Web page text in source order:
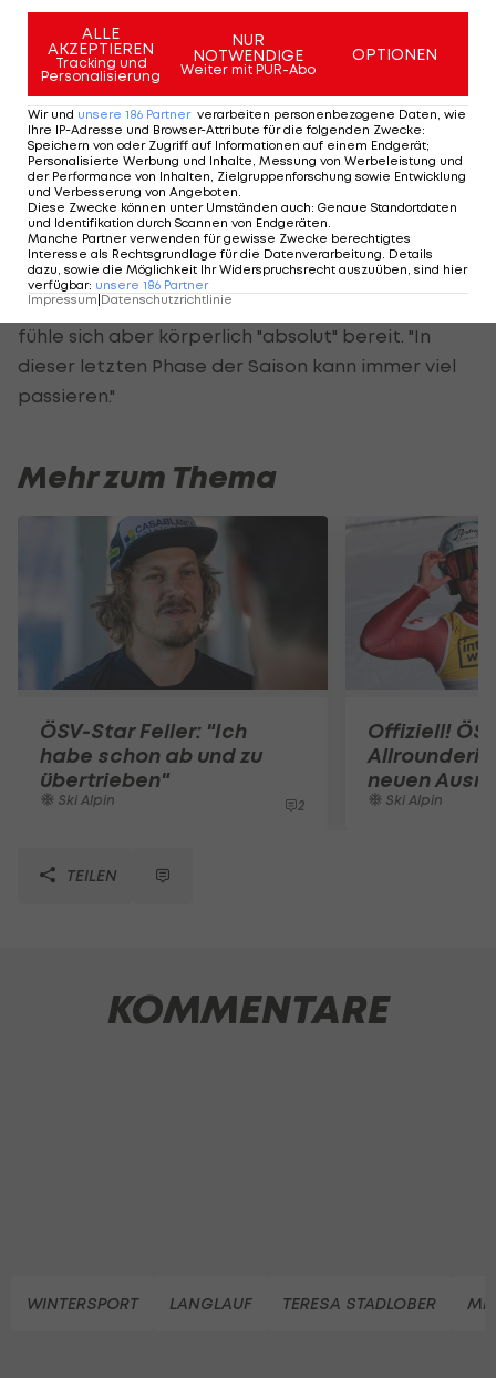
einer Verkühlung zu kämpfen, diese sei nun
überstanden.
"Ich merke, dass ich mich von Tag zu Tag besser
fühle."
Auch Vermeulen blickt zuversichtlich auf das
nächste Distanzrennen. "Es wird sicher ein tolles
Ski-Fest und ich hoffe, dass sehr viele Zuschauer
vor Ort sein werden", sagte der Steirer.
Er spüre noch die Belastungen der letzten Tage,
fühle sich aber körperlich "absolut" bereit. "In
dieser letzten Phase der Saison kann immer viel
passieren."
Mehr zum Thema
ÖSV-Star Feller: "Ich
habe schon ab und zu
übertrieben"
Ski Alpin 2
Offiziell!
neuen
Ski Alpin
TEILEN
KOMMENTARE
WINTERSPORT LANGLAUF TERESA STADLOBER
ALLE
AKZEPTIEREN
Tracking und
Personalisierung
NUR
NOTWENDIGE
Weiter mit PUR-Abo
OPTIONEN
Wir und unsere 186 Partner verarbeiten personenbezogene Daten, wie
Ihre IP-Adresse und Browser-Attribute für die folgenden Zwecke:
Speichern von oder Zugriff auf Informationen auf einem Endgerät;
Personalisierte Werbung und Inhalte, Messung von Werbeleistung und
der Performance von Inhalten, Zielgruppenforschung sowie Entwicklung
und Verbesserung von Angeboten.
Diese Zwecke können unter Umständen auch: Genaue Standortdaten
und Identifikation durch Scannen von Endgeräten.
Manche Partner verwenden für gewisse Zwecke berechtigtes
Interesse als Rechtsgrundlage für die Datenverarbeitung. Details
dazu, sowie die Möglichkeit Ihr Widerspruchsrecht auszuüben, sind hier
verfügbar: unsere 186 Partner
Impressum Datenschutzrichtlinie